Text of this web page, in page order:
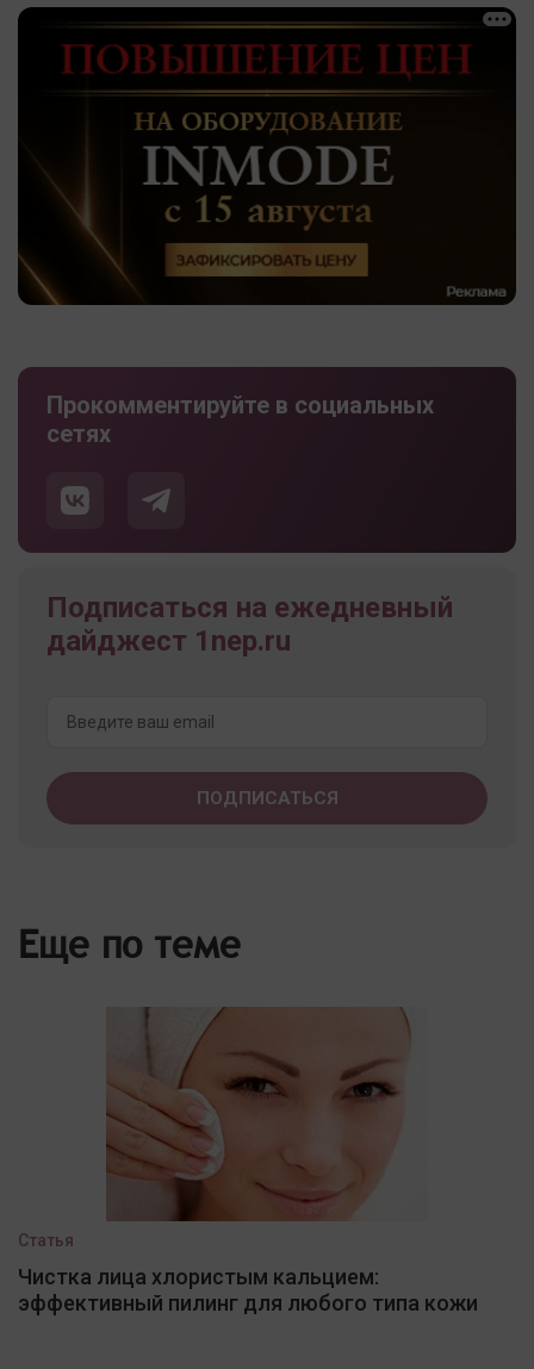
Прокомментируйте в социальных
сетях
Подписаться на ежедневный
дайджест 1nep.ru
Еще по теме
Статья
Чистка лица хлористым кальцием:
эффективный пилинг для любого типа кожи